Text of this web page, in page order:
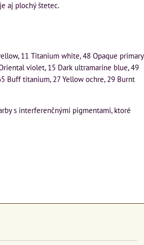
aj plochý štetec.
11 Titanium white, 48 Opaque primary
violet, 15 Dark ultramarine blue, 49
Buff titanium, 27 Yellow ochre, 29 Burnt
s interferenčnými pigmentami, ktoré